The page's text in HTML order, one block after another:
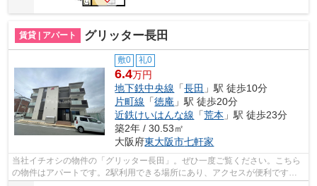
賃貸 | アパート グリッター長田
敷0 礼0
6.4万円
地下鉄中央線 「長田 」駅 徒歩10分
片町線 「徳庵 」駅 徒歩20分
近鉄けいはんな線 「荒本 」駅 徒歩23分
築2年 / 30.53㎡
大阪府東大阪市七軒家
当社イチオシの物件の「グリッター長田」。ぜひ一度ご覧ください。こちら
の物件はアパートです。2駅利用できる場所にあり、アクセスが便利です。